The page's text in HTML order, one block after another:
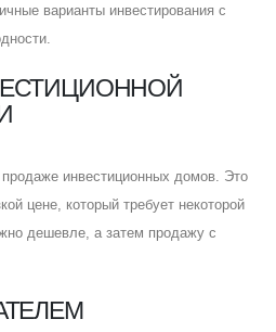
варианты инвестирования с
инвестиционных домов. Это
цене, который требует некоторой
дешевле, а затем продажу с